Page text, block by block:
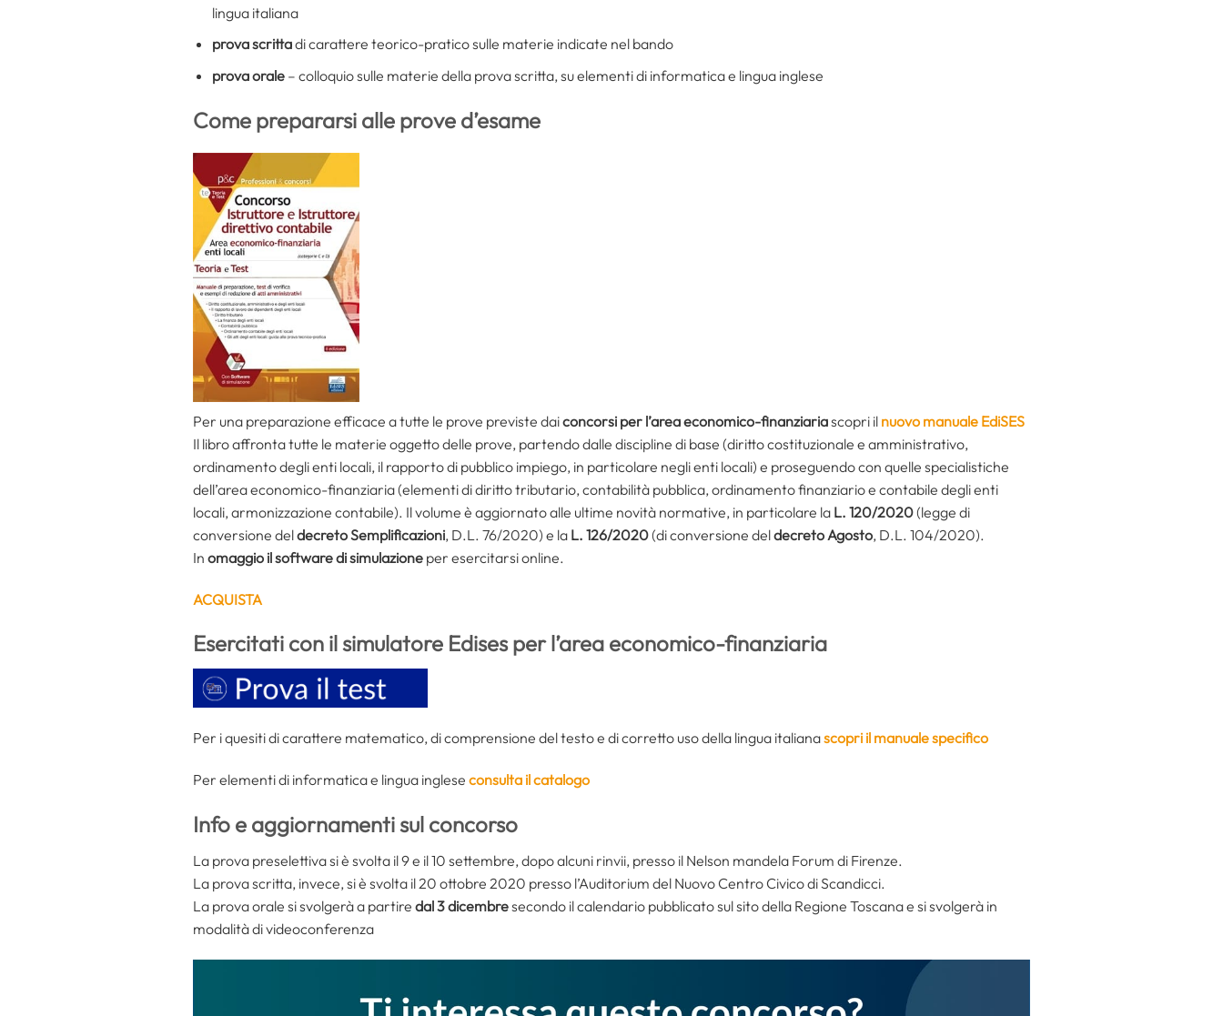
lingua italiana
prova scrittadi carattere teorico-pratico sulle materie indicate nel bando
prova orale– colloquio sulle materie della prova scritta, su elementi di informatica e lingua inglese
Come prepararsi alle prove d’esame
Per una preparazione efficace a tutte le prove previste daiconcorsi per l’area economico-finanziariascopri il nuovo manuale EdiSES
Il libro affronta tutte le materie oggetto delle prove, partendo dalle discipline di base (diritto costituzionale e amministrativo,
ordinamento degli enti locali, il rapporto di pubblico impiego, in particolare negli enti locali) e proseguendo con quelle specialistiche
dell’area economico-finanziaria (elementi di diritto tributario, contabilità pubblica, ordinamento finanziario e contabile degli enti
locali, armonizzazione contabile). Il volume è aggiornatoalle ultime novità normative, in particolare la L. 120/2020(legge di
conversione deldecreto Semplificazioni, D.L. 76/2020) e la L. 126/2020(di conversione deldecreto Agosto, D.L. 104/2020).
In omaggio il software di simulazione per esercitarsi online.
ACQUISTA
Esercitati con il simulatore Edises per l’area economico-finanziaria
Per i quesiti di carattere matematico, di comprensione del testo e di corretto uso della lingua italianascopri il manuale specifico
Per elementi di informatica e lingua inglese consulta il catalogo
Info e aggiornamenti sul concorso
La prova preselettiva si è svolta il 9 e il 10 settembre, dopo alcuni rinvii, presso il Nelson mandela Forum di Firenze.
La prova scritta, invece, si è svolta il 20 ottobre 2020 presso l’Auditorium del Nuovo Centro Civico di Scandicci.
La prova orale si svolgerà a partire dal 3 dicembresecondo il calendario pubblicato sul sito della Regione Toscana e si svolgerà in
modalità di videoconferenza